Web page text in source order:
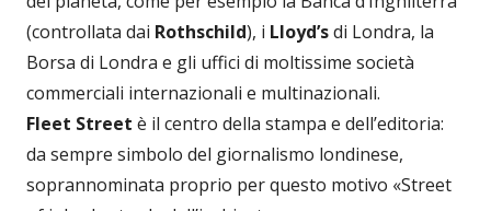
(controllata dai Rothschild), i Lloyd’sdi Londra, la
Borsa di Londra e gli uffici di moltissime società
commerciali internazionali e multinazionali.
Fleet Street è il centro della stampa e dell’editoria:
da sempre simbolo del giornalismo londinese,
soprannominata proprio per questo motivo «Street